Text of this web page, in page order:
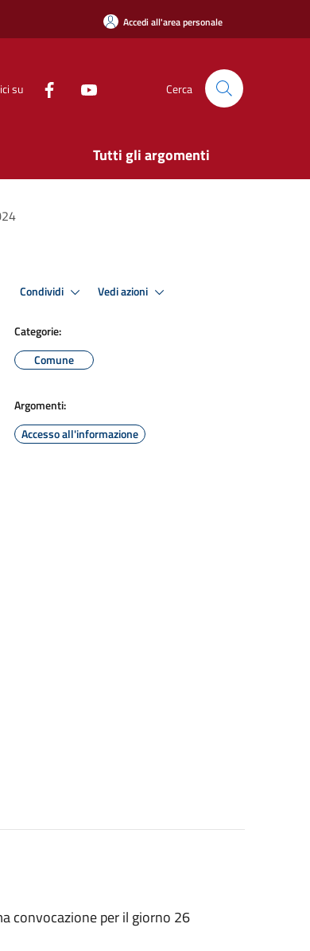
Accedi all'area personale
su Cerca
Tutti gli argomenti
Condividi Vedi azioni
Categorie:
Comune
Argomenti:
Accesso all'informazione
convocazione per il giorno 26